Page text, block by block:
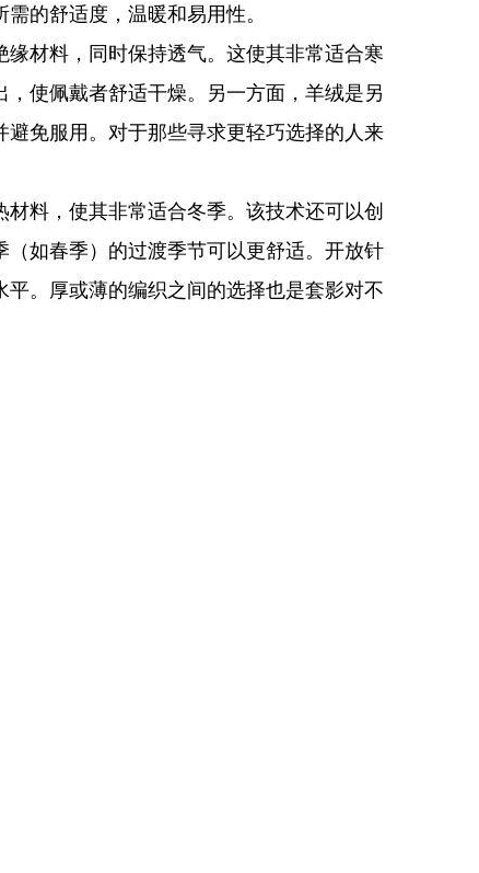
的舒适度，温暖和易用性。
材料，同时保持透气。这使其非常适合寒
使佩戴者舒适干燥。另一方面，羊绒是另
免服用。对于那些寻求更轻巧选择的人来
料，使其非常适合冬季。该技术还可以创
如春季）的过渡季节可以更舒适。开放针
。厚或薄的编织之间的选择也是套影对不